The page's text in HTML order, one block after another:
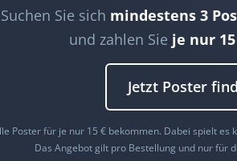
Suchen Sie sich mindestens 3
und zahlen Sie je nur
Jetzt Poster
Poster für je nur 15 € bekommen. Dabei spielt
Das Angebot gilt pro Bestellung und nur für